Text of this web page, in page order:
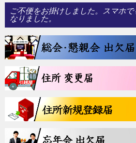
ご不便をお掛けしました。スマホ
なりました。